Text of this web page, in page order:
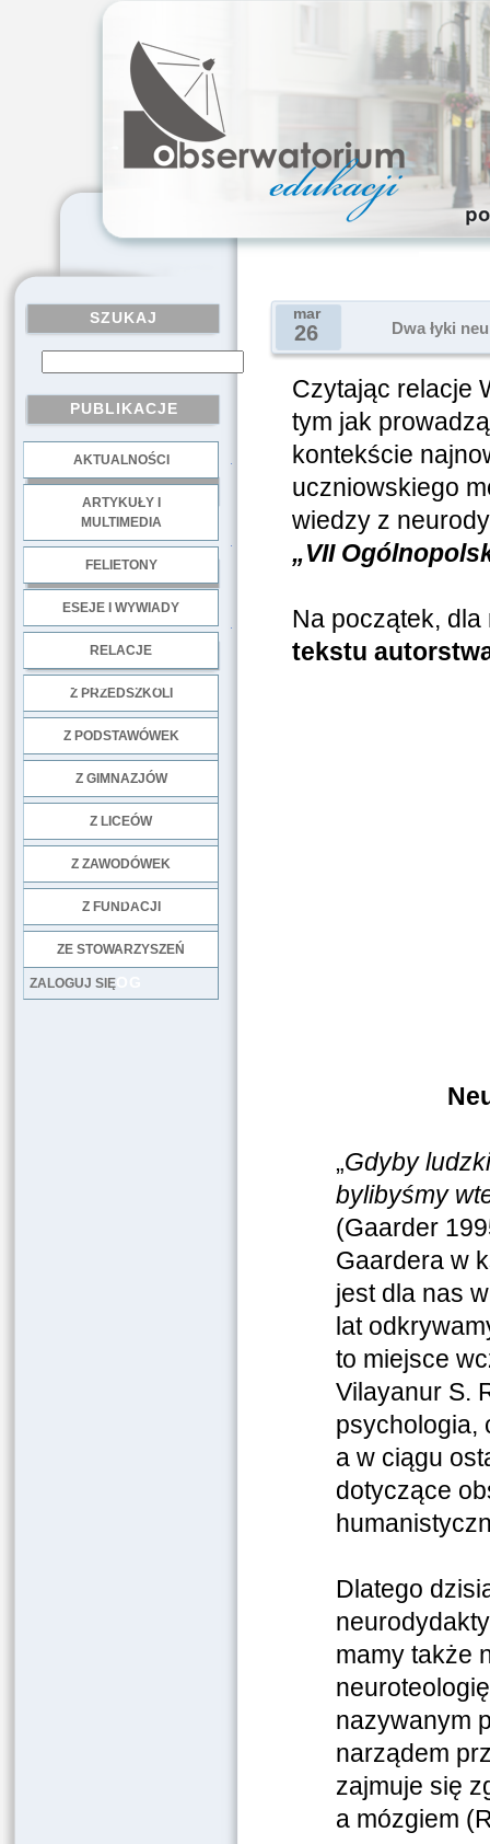
SZUKAJ
PUBLIKACJE
AKTUALNOŚCI
ARTYKUŁY I
MULTIMEDIA
FELIETONY
ESEJE I WYWIADY
RELACJE
Z PRZEDSZKOLI
Z PODSTAWÓWEK
Z GIMNAZJÓW
Z LICEÓW
Z ZAWODÓWEK
Z FUNDACJI
ZE STOWARZYSZEŃ
LOG
ZALOGUJ SIĘ
mar
26 Dwa łyki
Czytając relacje
tym jak
kontekście
uczniowskiego
wiedzy z
„VII
Na początek,
tekstu
„Gdyby
bylibyśmy
(Gaarder
Gaardera w
jest dla nas
lat
to miejsce
Vilayanur S.
psychologia,
a w ciągu
dotyczące
Dlatego
mamy także
nazywanym
narządem
zajmuje się
a mózgiem